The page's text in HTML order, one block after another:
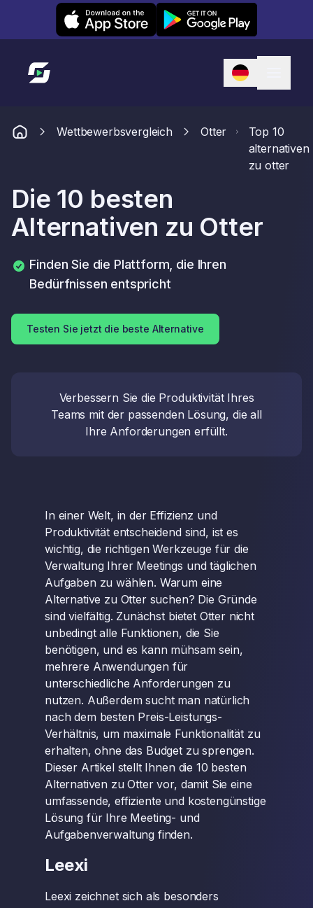
Leexi on iOS Leexi on Android
Link zur Startseite
Wettbewerbsvergleich Otter
Top 10
alternativen
zu otter
Die 10 besten
Alternativen zu Otter
Finden Sie die Plattform, die Ihren
Bedürfnissen entspricht
Testen Sie jetzt die beste Alternative
Verbessern Sie die Produktivität Ihres
Teams mit der passenden Lösung, die all
Ihre Anforderungen erfüllt.
In einer Welt, in der Effizienz und
Produktivität entscheidend sind, ist es
wichtig, die richtigen Werkzeuge für die
Verwaltung Ihrer Meetings und täglichen
Aufgaben zu wählen. Warum eine
Alternative zu Otter suchen? Die Gründe
sind vielfältig. Zunächst bietet Otter nicht
unbedingt alle Funktionen, die Sie
benötigen, und es kann mühsam sein,
mehrere Anwendungen für
unterschiedliche Anforderungen zu
nutzen. Außerdem sucht man natürlich
nach dem besten Preis-Leistungs-
Verhältnis, um maximale Funktionalität zu
erhalten, ohne das Budget zu sprengen.
Dieser Artikel stellt Ihnen die 10 besten
Alternativen zu Otter vor, damit Sie eine
umfassende, effiziente und kostengünstige
Lösung für Ihre Meeting- und
Aufgabenverwaltung finden.
Leexi
Leexi zeichnet sich als besonders